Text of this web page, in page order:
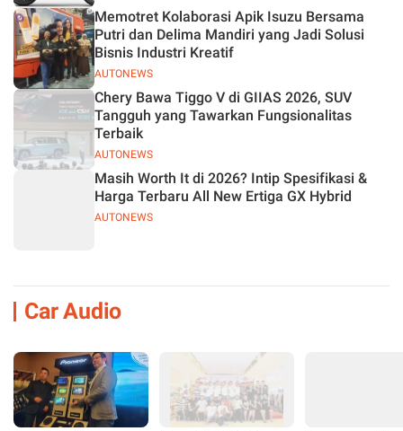
AUTONEWS
Memotret Kolaborasi Apik Isuzu Bersama
Putri dan Delima Mandiri yang Jadi Solusi
Bisnis Industri Kreatif
AUTONEWS
Chery Bawa Tiggo V di GIIAS 2026, SUV
Tangguh yang Tawarkan Fungsionalitas
Terbaik
AUTONEWS
Masih Worth It di 2026? Intip Spesifikasi &
Harga Terbaru All New Ertiga GX Hybrid
Car Audio